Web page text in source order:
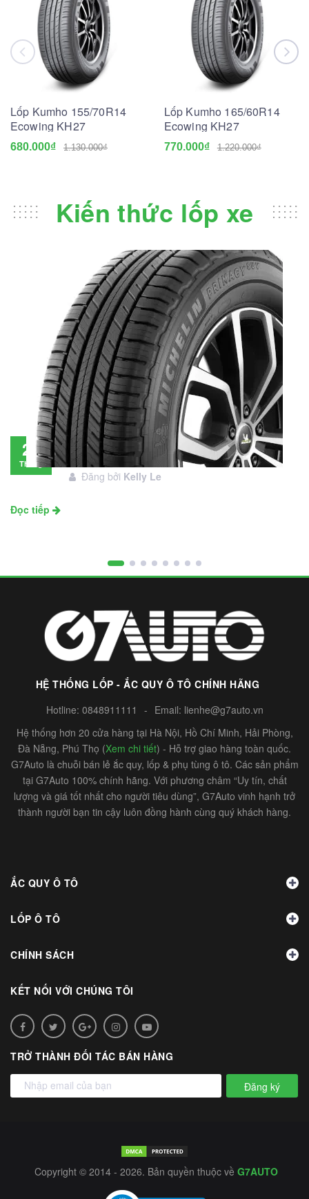
Lốp Kumho 155/70R14
Ecowing KH27
680.000₫ 1.130.000₫
Lốp Kumho 165/60R14
Ecowing KH27
770.000₫ 1.220.000₫
Kiến thức lốp xe
28
Tháng
Đánh giá lốp Michelin Primacy SUV: Đáng
đầu tư không?
Đăng bởi Kelly Le
Đọc tiếp
HỆ THỐNG LỐP - ẮC QUY Ô TÔ CHÍNH HÃNG
Hotline: 0848911111 - Email: lienhe@g7auto.vn
Hệ thống hơn 20 cửa hàng tại Hà Nội, Hồ Chí Minh, Hải Phòng,
Đà Nẵng, Phú Thọ (Xem chi tiết) - Hỗ trợ giao hàng toàn quốc.
G7Auto là chuỗi bán lẻ ắc quy, lốp & phụ tùng ô tô. Các sản phẩm
tại G7Auto 100% chính hãng. Với phương châm “Uy tín, chất
lượng và giá tốt nhất cho người tiêu dùng”, G7Auto vinh hạnh trở
thành người bạn tin cậy luôn đồng hành cùng quý khách hàng.
ẮC QUY Ô TÔ
LỐP Ô TÔ
CHÍNH SÁCH
KẾT NỐI VỚI CHÚNG TÔI
TRỞ THÀNH ĐỐI TÁC BÁN HÀNG
Đăng ký
Copyright © 2014 - 2026. Bản quyền thuộc về G7AUTO